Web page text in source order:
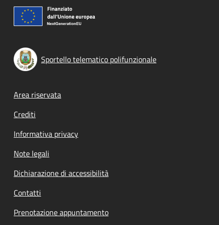
Sportello telematico polifunzionale
Footer menu
Area riservata
Crediti
Informativa privacy
Note legali
Dichiarazione di accessibilità
Contatti
Prenotazione appuntamento